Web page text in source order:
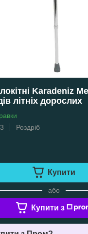
Karadeniz
літніх дорослих
Роздріб
Купити
або
Купити з